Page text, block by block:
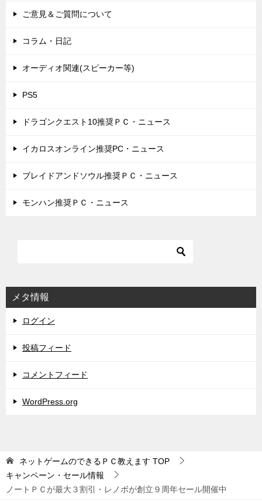
ご意見＆ご質問について
コラム・日記
オーディオ関連(スピーカー等)
PS5
ドラゴンクエスト10推奨ＰＣ・ニュース
イカロスオンライン推奨PC・ニュース
ブレイドアンドソウル推奨ＰＣ・ニュース
モンハン推奨ＰＣ・ニュース
メタ情報
ログイン
投稿フィード
コメントフィード
WordPress.org
ネットゲームのできるＰＣ教えます TOP
キャンペーン・セール情報
ノートＰＣが最大３割引・レノボが創立９周年セール開催中